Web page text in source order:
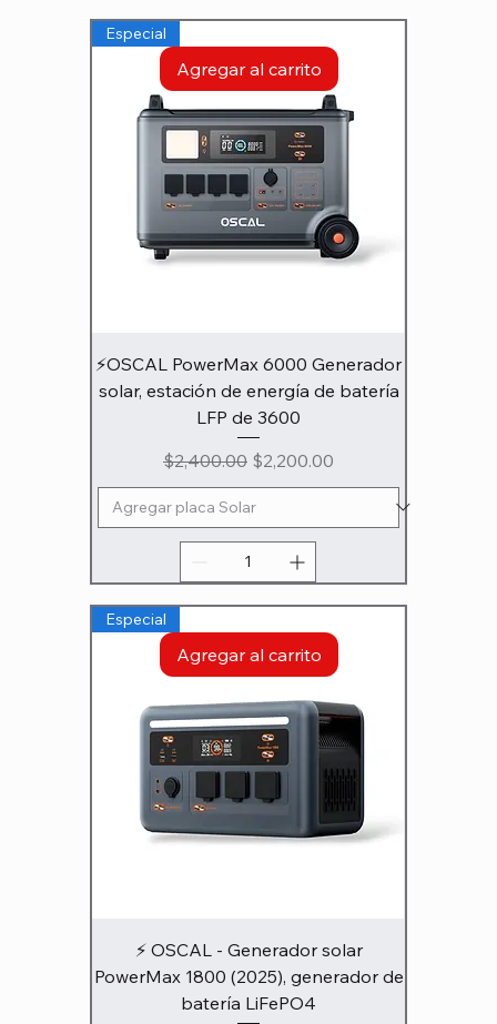
Agregar al carrito
Especial
⚡OSCAL PowerMax 6000 Generador
solar, estación de energía de batería
LFP de 3600
Precio
$2,400.00 Precio de oferta
$2,200.00
Agregar al carrito
Especial
⚡ OSCAL - Generador solar
PowerMax 1800 (2025), generador de
batería LiFePO4